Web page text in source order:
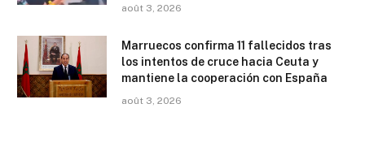
août 3, 2026
Marruecos confirma 11 fallecidos tras
los intentos de cruce hacia Ceuta y
mantiene la cooperación con España
août 3, 2026